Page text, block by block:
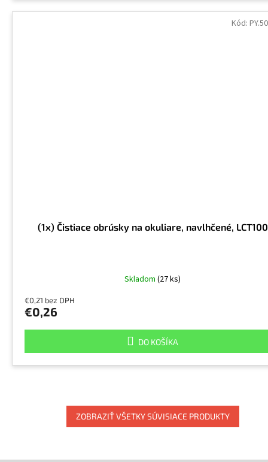
(1x) Čistiace obrúsky na okuliare, navlhčené, LCT100
Skladom (27 ks)
€0,21 bez DPH
€0,26
DO KOŠÍKA
Kód:
ZOBRAZIŤ VŠETKY SÚVISIACE PRODUKTY